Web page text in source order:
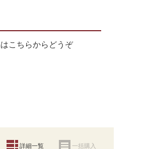
こちらからどうぞ
詳細一覧 一括購入